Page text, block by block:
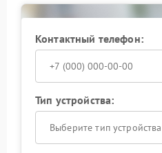
Контактный телефон:
Тип устройства:
Выберите тип устройства